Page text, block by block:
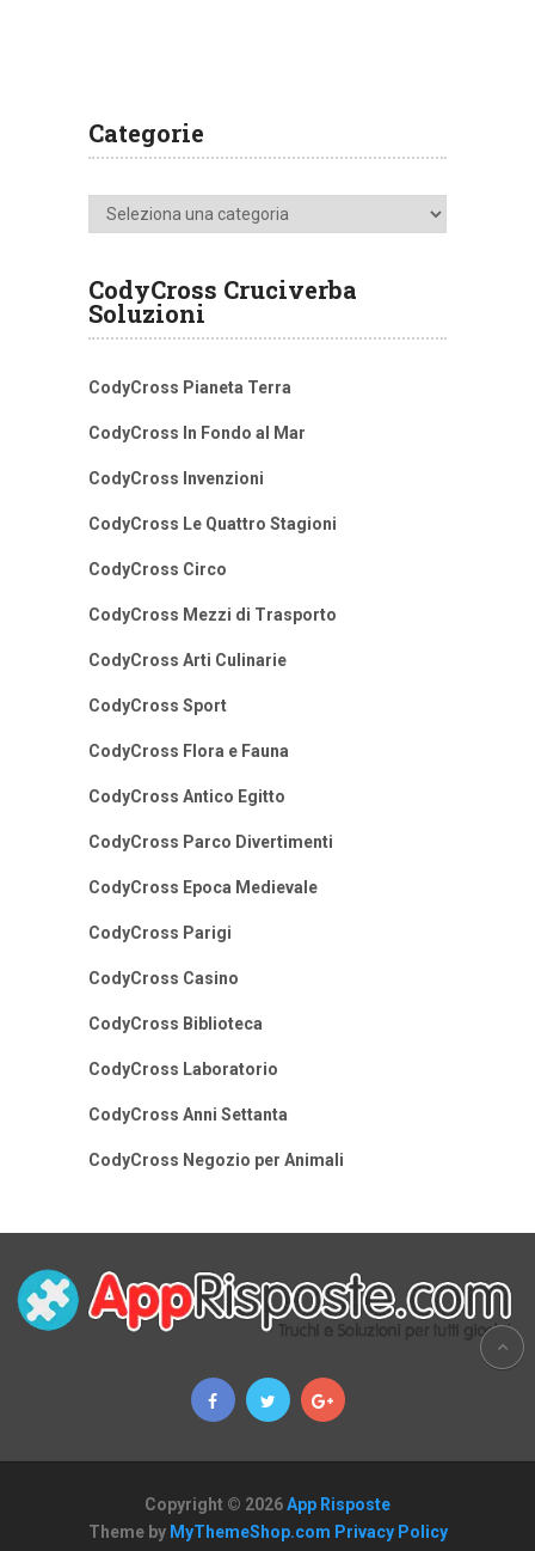
Categorie
Categorie
CodyCross Cruciverba
Soluzioni
CodyCross Pianeta Terra
CodyCross In Fondo al Mar
CodyCross Invenzioni
CodyCross Le Quattro Stagioni
CodyCross Circo
CodyCross Mezzi di Trasporto
CodyCross Arti Culinarie
CodyCross Sport
CodyCross Flora e Fauna
CodyCross Antico Egitto
CodyCross Parco Divertimenti
CodyCross Epoca Medievale
CodyCross Parigi
CodyCross Casino
CodyCross Biblioteca
CodyCross Laboratorio
CodyCross Anni Settanta
CodyCross Negozio per Animali
Copyright © 2026App Risposte
Theme by MyThemeShop.com Privacy Policy